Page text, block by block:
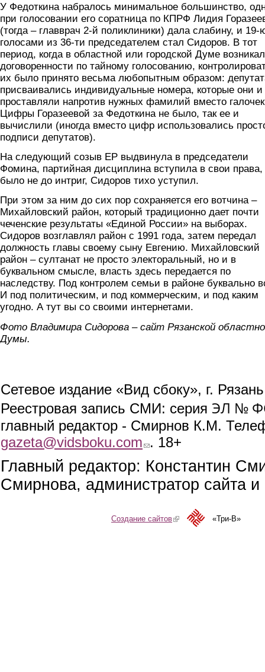
У Федоткина набралось минимальное большинство,
при голосовании его соратница по КПРФ Лидия
(тогда – главврач 2-й поликлиники) дала слабину, и 19-
голосами из 36-ти председателем стал Сидоров. В тот
период, когда в областной или городской Думе
договоренности по тайному голосованию,
их было принято весьма любопытным образом:
присваивались индивидуальные номера, которые они и
проставляли напротив нужных фамилий вместо
Цифры Горазеевой за Федоткина не было, так ее и
вычислили (иногда вместо цифр использовались
подписи депутатов).
На следующий созыв ЕР выдвинула в председатели
Фомина, партийная дисциплина вступила в свои права,
было не до интриг, Сидоров тихо уступил.
При этом за ним до сих пор сохраняется его вотчина –
Михайловский район, который традиционно дает почти
чеченские результаты «Единой России» на выборах.
Сидоров возглавлял район с 1991 года, затем передал
должность главы своему сыну Евгению. Михайловский
район – султанат не просто электоральный, но и в
буквальном смысле, власть здесь передается по
наследству. Под контролем семьи в районе буквально
И под политическим, и под коммерческим, и под каким
угодно. А тут вы со своими интернетами.
Фото Владимира Сидорова – сайт Рязанской
Думы.
Сетевое издание «Вид сбоку», г.
Реестровая запись СМИ: серия ЭЛ №
главный редактор - Смирнов К.М.
gazeta@vidsboku.com (link sends e-mail)
. 18+
Главный редактор: Константин
Смирнова, администратор сайта
Создание сайтов(link is external)«Три-В»